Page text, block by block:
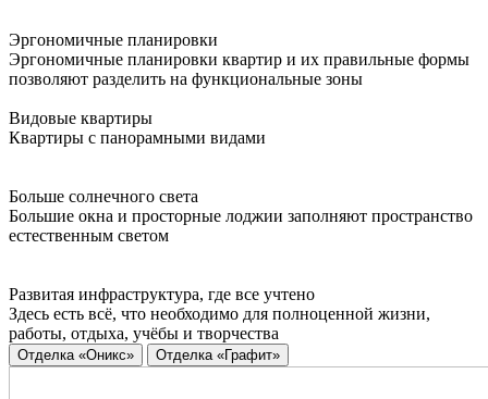
Эргономичные планировки
Эргономичные планировки квартир и их правильные формы
позволяют разделить на функциональные зоны
Видовые квартиры
Квартиры с панорамными видами
Больше солнечного света
Большие окна и просторные лоджии заполняют пространство
естественным светом
Развитая инфраструктура, где все учтено
Здесь есть всё, что необходимо для полноценной жизни,
работы, отдыха, учёбы и творчества
Отделка «Оникс» Отделка «Графит»